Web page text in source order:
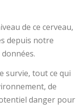
de ce cerveau,
depuis notre
survie, tout ce qui
de
danger pour